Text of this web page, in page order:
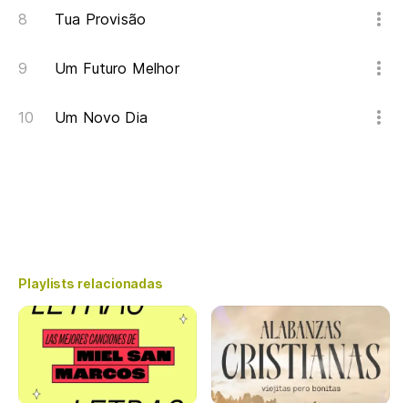
Tua Provisão
Um Futuro Melhor
Um Novo Dia
Playlists relacionadas